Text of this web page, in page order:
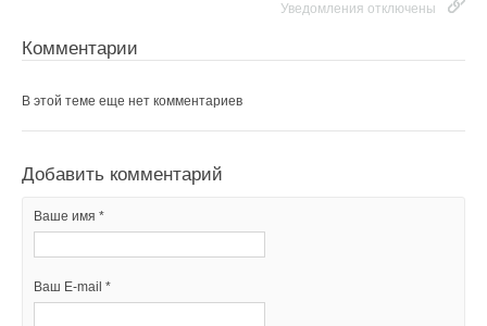
Уведомления отключены
Комментарии
В этой теме еще нет комментариев
Добавить комментарий
Ваше имя *
Ваш E-mail *